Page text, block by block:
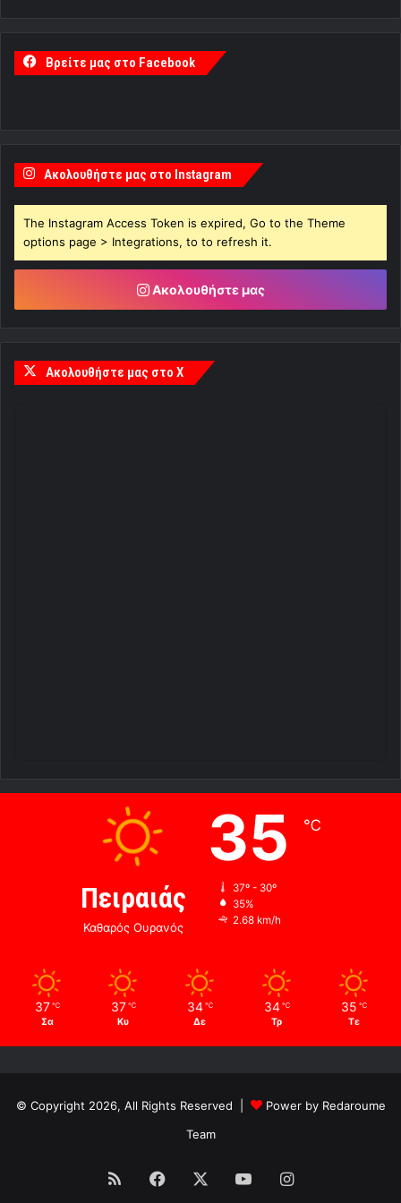
Βρείτε μας στο Facebook
Ακολουθήστε μας στο Instagram
The Instagram Access Token is expired, Go to the Theme
options page > Integrations, to to refresh it.
Ακολουθήστε μας
Ακολουθήστε μας στο X
Πειραιάς
Καθαρός Ουρανός
35 ℃
37º - 30º
35%
2.68 km/h
37 ℃
Σα
37 ℃
Κυ
34 ℃
Δε
34 ℃
Τρ
35 ℃
Τε
© Copyright 2026, All Rights Reserved |
Power by Redaroume
Team
RSS Facebook YouTubeInstagram